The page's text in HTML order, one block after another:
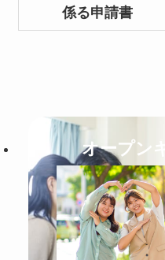
係る申請書
オープン